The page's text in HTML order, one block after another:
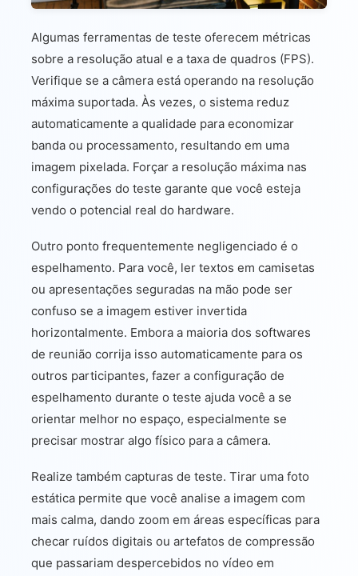
Algumas ferramentas de teste oferecem métricas
sobre a resolução atual e a taxa de quadros (FPS).
Verifique se a câmera está operando na resolução
máxima suportada. Às vezes, o sistema reduz
automaticamente a qualidade para economizar
banda ou processamento, resultando em uma
imagem pixelada. Forçar a resolução máxima nas
configurações do teste garante que você esteja
vendo o potencial real do hardware.
Outro ponto frequentemente negligenciado é o
espelhamento. Para você, ler textos em camisetas
ou apresentações seguradas na mão pode ser
confuso se a imagem estiver invertida
horizontalmente. Embora a maioria dos softwares
de reunião corrija isso automaticamente para os
outros participantes, fazer a configuração de
espelhamento durante o teste ajuda você a se
orientar melhor no espaço, especialmente se
precisar mostrar algo físico para a câmera.
Realize também capturas de teste. Tirar uma foto
estática permite que você analise a imagem com
mais calma, dando zoom em áreas específicas para
checar ruídos digitais ou artefatos de compressão
que passariam despercebidos no vídeo em